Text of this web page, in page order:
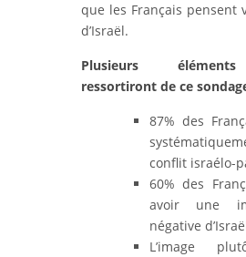
que les Français pensent
d’Israël.
Plusieurs
ressortiront de ce
87% des
conflit israélo-
60% des
avoir une
négative
L’image